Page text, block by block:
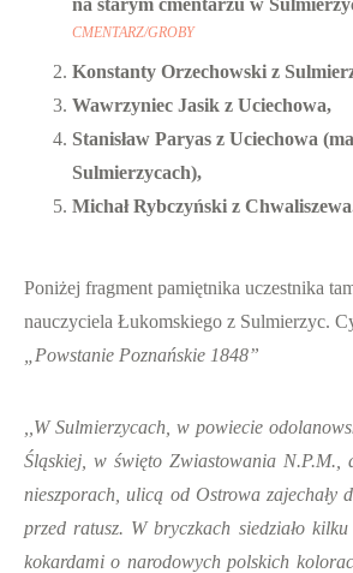
na starym cmentarzu w
CMENTARZ/GROBY
Konstanty Orzechowski z
Wawrzyniec Jasik z Uciechowa,
Stanisław Paryas z Uciechowa
Sulmierzycach),
Michał Rybczyński z
Poniżej fragment pamiętnika uczestnika
nauczyciela Łukomskiego z Sulmierzyc.
„Powstanie Poznańskie 1848”
,,W Sulmierzycach, w powiecie
Śląskiej, w święto Zwiastowania
nieszporach, ulicą od Ostrowa zajechały
przed ratusz. W bryczkach siedziało
kokardami o narodowych polskich